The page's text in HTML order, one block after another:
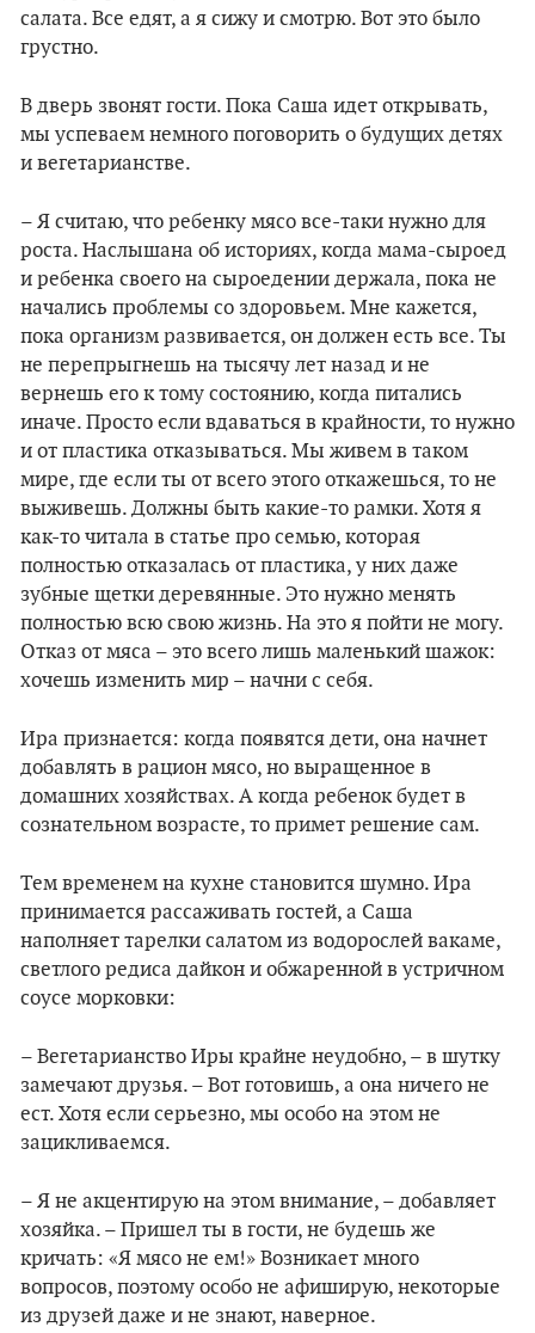
салата. Все едят, а я сижу и смотрю. Вот это было
грустно.
В дверь звонят гости. Пока Саша идет открывать,
мы успеваем немного поговорить о будущих детях
и вегетарианстве.
– Я считаю, что ребенку мясо все-таки нужно для
роста. Наслышана об историях, когда мама-сыроед
и ребенка своего на сыроедении держала, пока не
начались проблемы со здоровьем. Мне кажется,
пока организм развивается, он должен есть все. Ты
не перепрыгнешь на тысячу лет назад и не
вернешь его к тому состоянию, когда питались
иначе. Просто если вдаваться в крайности, то нужно
и от пластика отказываться. Мы живем в таком
мире, где если ты от всего этого откажешься, то не
выживешь. Должны быть какие-то рамки. Хотя я
как-то читала в статье про семью, которая
полностью отказалась от пластика, у них даже
зубные щетки деревянные. Это нужно менять
полностью всю свою жизнь. На это я пойти не могу.
Отказ от мяса – это всего лишь маленький шажок:
хочешь изменить мир – начни с себя.
Ира признается: когда появятся дети, она начнет
добавлять в рацион мясо, но выращенное в
домашних хозяйствах. А когда ребенок будет в
сознательном возрасте, то примет решение сам.
Тем временем на кухне становится шумно. Ира
принимается рассаживать гостей, а Саша
наполняет тарелки салатом из водорослей вакаме,
светлого редиса дайкон и обжаренной в устричном
соусе морковки:
– Вегетарианство Иры крайне неудобно, – в шутку
замечают друзья. – Вот готовишь, а она ничего не
ест. Хотя если серьезно, мы особо на этом не
зацикливаемся.
– Я не акцентирую на этом внимание, – добавляет
хозяйка. – Пришел ты в гости, не будешь же
кричать: «Я мясо не ем!» Возникает много
вопросов, поэтому особо не афиширую, некоторые
из друзей даже и не знают, наверное.